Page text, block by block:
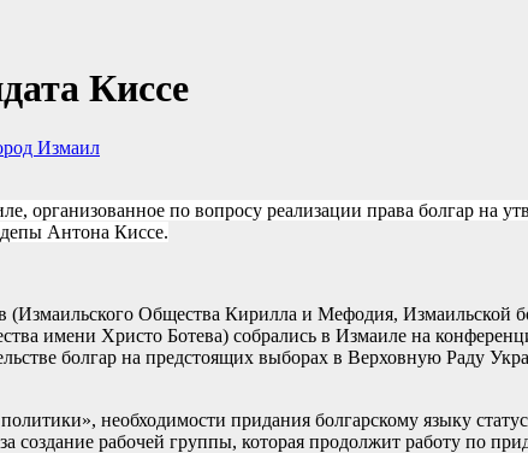
Киссе
Измаил
по вопросу реализации права болгар на
Антона Киссе.
(Измаильского Общества Кирилла и Мефодия,
имени Христо Ботева) собрались в Измаиле на
болгар на предстоящих выборах в Верховную Раду
необходимости придания болгарскому языку
рабочей группы, которая продолжит работу по